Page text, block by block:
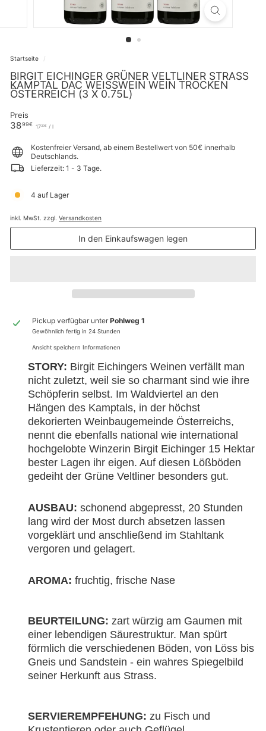
Startseite /
BIRGIT EICHINGER GRÜNER VELTLINER STRASS
KAMPTAL DAC WEISSWEIN WEIN TROCKEN Ö
STERREICH (3 X 0.75L)
Preis
Normaler
3899€38,99€
1733€ 17,33€
/ l
Kostenfreier Versand, ab einem Bestellwert von 50€ innerhalb
Deutschlands.
Lieferzeit: 1 - 3 Tage.
4 auf Lager
inkl. MwSt. zzgl. Versandkosten
In den Einkaufswagen legen
Pickup verfügbar unter Pohlweg 1
Gewöhnlich fertig in 24 Stunden
Ansicht speichern Informationen
STORY: Birgit Eichingers Weinen verfällt man
nicht zuletzt, weil sie so charmant sind wie ihre
Schöpferin selbst. Im Waldviertel an den
Hängen des Kamptals, in der höchst
dekorierten Weinbaugemeinde Österreichs,
nennt die ebenfalls national wie international
hochgelobte Winzerin Birgit Eichinger 15 Hektar
bester Lagen ihr eigen. Auf diesen Lößböden
gedeiht der Grüne Veltliner besonders gut.
AUSBAU: schonend abgepresst, 20 Stunden
lang wird der Most durch absetzen lassen
vorgeklärt und anschließend im Stahltank
vergoren und gelagert.
AROMA: fruchtig, frische Nase
BEURTEILUNG: zart würzig am Gaumen mit
einer lebendigen Säurestruktur. Man spürt
förmlich die verschiedenen Böden, von Löss bis
Gneis und Sandstein - ein wahres Spiegelbild
seiner Herkunft aus Strass.
SERVIEREMPFEHUNG: zu Fisch und